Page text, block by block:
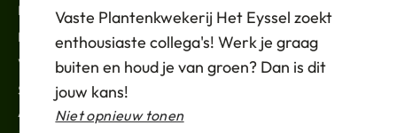
Nieuws
Privacybeleid
Verkoopvoorwaarden
Support
ABONNEREN
Vaste Plantenkwekerij Het Eyssel zoekt
enthousiaste collega's! Werk je graag
buiten en houd je van groen? Dan is dit
jouw kans!
Niet opnieuw tonen